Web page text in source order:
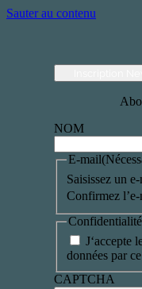
Sauter au contenu
NOM
E-mail
Saisissez un
Confirmez
Confidentialité
J‘accepte
données par
CAPTCHA